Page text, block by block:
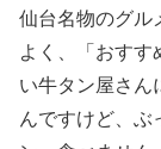
仙台名物のグル
よく、「おすす
い牛タン屋さん
んですけど、ぶ